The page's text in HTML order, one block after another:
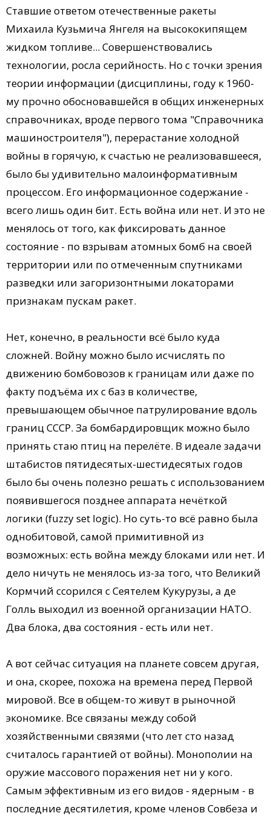
Ставшие ответом отечественные ракеты
Михаила Кузьмича Янгеля на высококипящем
жидком топливе... Совершенствовались
технологии, росла серийность. Но с точки зрения
теории информации (дисциплины, году к 1960-
му прочно обосновавшейся в общих инженерных
справочниках, вроде первого тома "Справочника
машиностроителя"), перерастание холодной
войны в горячую, к счастью не реализовавшееся,
было бы удивительно малоинформативным
процессом. Его информационное содержание -
всего лишь один бит. Есть война или нет. И это не
менялось от того, как фиксировать данное
состояние - по взрывам атомных бомб на своей
территории или по отмеченным спутниками
разведки или загоризонтными локаторами
признакам пускам ракет.
Нет, конечно, в реальности всё было куда
сложней. Войну можно было исчислять по
движению бомбовозов к границам или даже по
факту подъёма их с баз в количестве,
превышающем обычное патрулирование вдоль
границ СССР. За бомбардировщик можно было
принять стаю птиц на перелёте. В идеале задачи
штабистов пятидесятых-шестидесятых годов
было бы очень полезно решать с использованием
появившегося позднее аппарата нечёткой
логики (fuzzy set logic). Но суть-то всё равно была
однобитовой, самой примитивной из
возможных: есть война между блоками или нет. И
дело ничуть не менялось из-за того, что Великий
Кормчий ссорился с Сеятелем Кукурузы, а де
Голль выходил из военной организации НАТО.
Два блока, два состояния - есть или нет.
А вот сейчас ситуация на планете совсем другая,
и она, скорее, похожа на времена перед Первой
мировой. Все в общем-то живут в рыночной
экономике. Все связаны между собой
хозяйственными связями (что лет сто назад
считалось гарантией от войны). Монополии на
оружие массового поражения нет ни у кого.
Самым эффективным из его видов - ядерным - в
последние десятилетия, кроме членов Совбеза и